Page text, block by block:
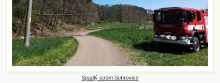
Spadlý strom Suhrovice